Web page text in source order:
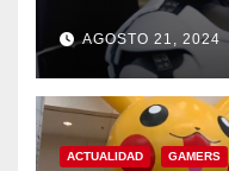
AGOSTO 21, 2024
ACTUALIDAD GAMERS